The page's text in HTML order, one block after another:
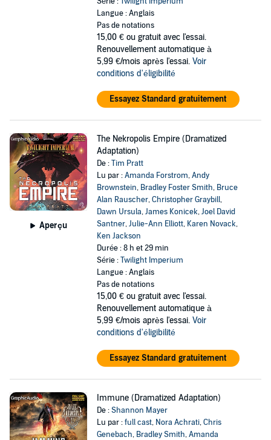
Langue : Anglais
Pas de notations
15,00 € ou gratuit avec l'essai.
Renouvellement automatique à
5,99 €/mois après l'essai. Voir
conditions d'éligibilité
Essayez Standard gratuitement
Aperçu
The Nekropolis Empire (Dramatized
Adaptation)
De :Tim Pratt
Lu par :Amanda Forstrom,Andy
Brownstein, Bradley Foster Smith, Bruce
Alan Rauscher,Christopher Graybill,
Dawn Ursula,James Konicek,Joel David
Santner,Julie-Ann Elliott, Karen Novack,
Ken Jackson
Durée : 8 h et 29 min
Série :Twilight Imperium
Langue : Anglais
Pas de notations
15,00 € ou gratuit avec l'essai.
Renouvellement automatique à
5,99 €/mois après l'essai. Voir
conditions d'éligibilité
Essayez Standard gratuitement
Immune (Dramatized Adaptation)
De :Shannon Mayer
Lu par :full cast, Nora Achrati,Chris
Genebach, Bradley Smith,Amanda